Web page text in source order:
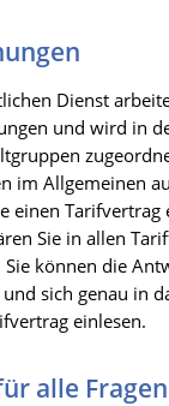
Dienst
und wird in
im Allgemeinen
einen Tarifvertrag
Sie in allen
können die
sich genau in
einlesen.
alle Fragen